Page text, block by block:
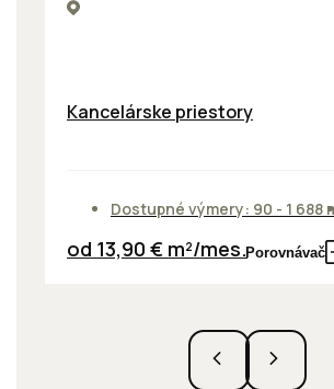
Kancelárske priestory
Dostupné výmery: 90 - 1 688
od 13,90 € m²/mes.Porovnávač